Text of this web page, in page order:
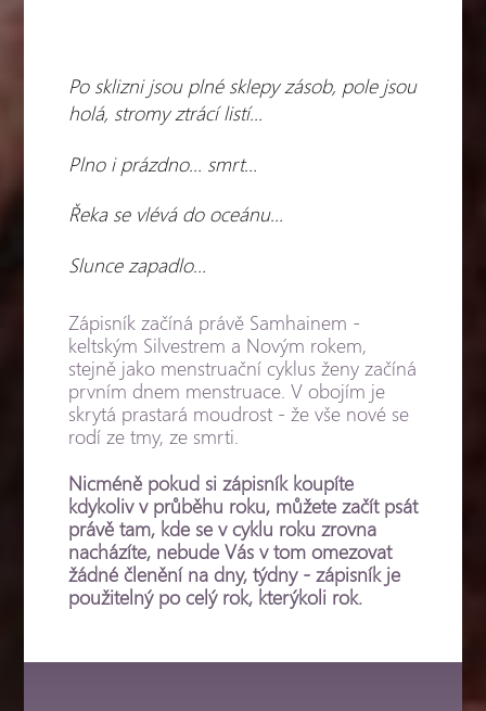
Po sklizni jsou plné sklepy zásob, pole jsou
holá, stromy ztrácí listí…
Plno i prázdno… smrt…
Řeka se vlévá do oceánu…
Slunce zapadlo…
Zápisník začíná právě Samhainem -
keltským Silvestrem a Novým rokem,
stejně jako menstruační cyklus ženy začíná
prvním dnem menstruace. V obojím je
skrytá prastará moudrost - že vše nové se
rodí ze tmy, ze smrti.
Nicméně pokud si zápisník koupíte
kdykoliv v průběhu roku, můžete začít psát
právě tam, kde se v cyklu roku zrovna
nacházíte, nebude Vás v tom omezovat
žádné členění na dny, týdny - zápisník je
použitelný po celý rok, kterýkoli rok.